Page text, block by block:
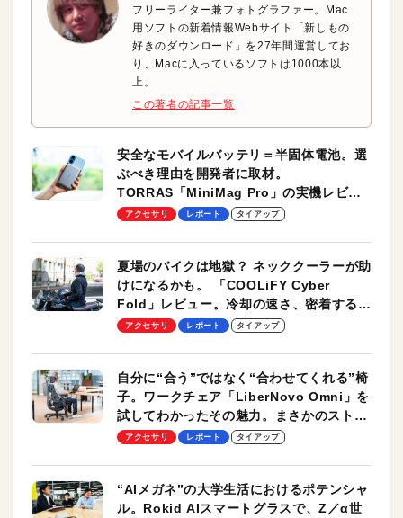
フリーライター兼フォトグラファー。Mac
用ソフトの新着情報Webサイト「新しもの
好きのダウンロード」を27年間運営してお
り、Macに入っているソフトは1000本以
上。
この著者の記事一覧
安全なモバイルバッテリ＝半固体電池。選
ぶべき理由を開発者に取材。
TORRAS「MiniMag Pro」の実機レビュ
ーも
アクセサリ レポート タイアップ
夏場のバイクは地獄？ ネッククーラーが助
けになるかも。 「COOLiFY Cyber
Fold」レビュー。冷却の速さ、密着する冷
却プレート、シンプルな操作性がグッド！
アクセサリ レポート タイアップ
自分に“合う”ではなく“合わせてくれる”椅
子。ワークチェア「LiberNovo Omni」を
試してわかったその魅力。まさかのストレ
ッチ機能も搭載
アクセサリ レポート タイアップ
“AIメガネ”の大学生活におけるポテンシャ
ル。Rokid AIスマートグラスで、Z／α世